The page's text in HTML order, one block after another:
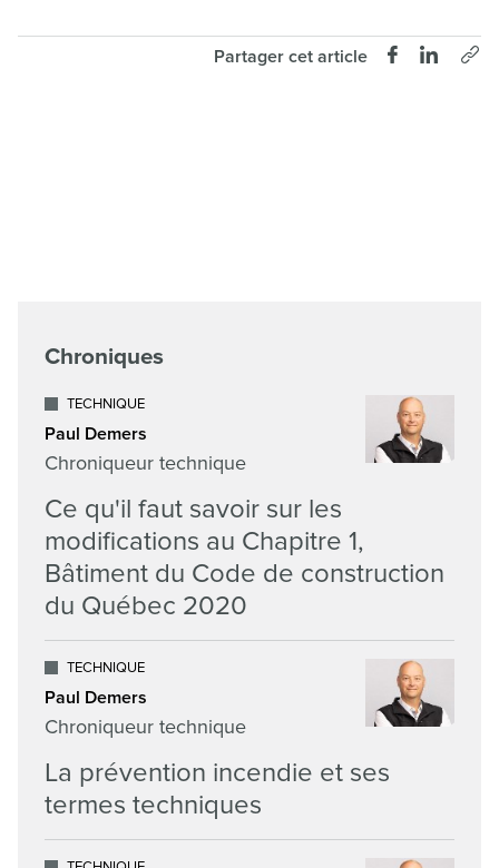
Partager cet article
Chroniques
TECHNIQUE
Paul Demers
Chroniqueur technique
Ce qu'il faut savoir sur les
modifications au Chapitre 1,
Bâtiment du Code de construction
du Québec 2020
TECHNIQUE
Paul Demers
Chroniqueur technique
La prévention incendie et ses
termes techniques